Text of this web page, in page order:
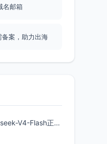
名邮箱
案，助力出海
七牛云已经能用上Deepseek-V4-Flash正式版了，点此领取300万Token